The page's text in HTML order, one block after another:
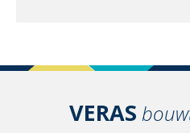
VERAS